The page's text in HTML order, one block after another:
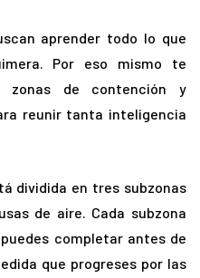
aprender todo lo que
Por eso mismo te
zonas de contención y
reunir tanta inteligencia
dividida en tres subzonas
de aire. Cada subzona
completar antes de
que progreses por las